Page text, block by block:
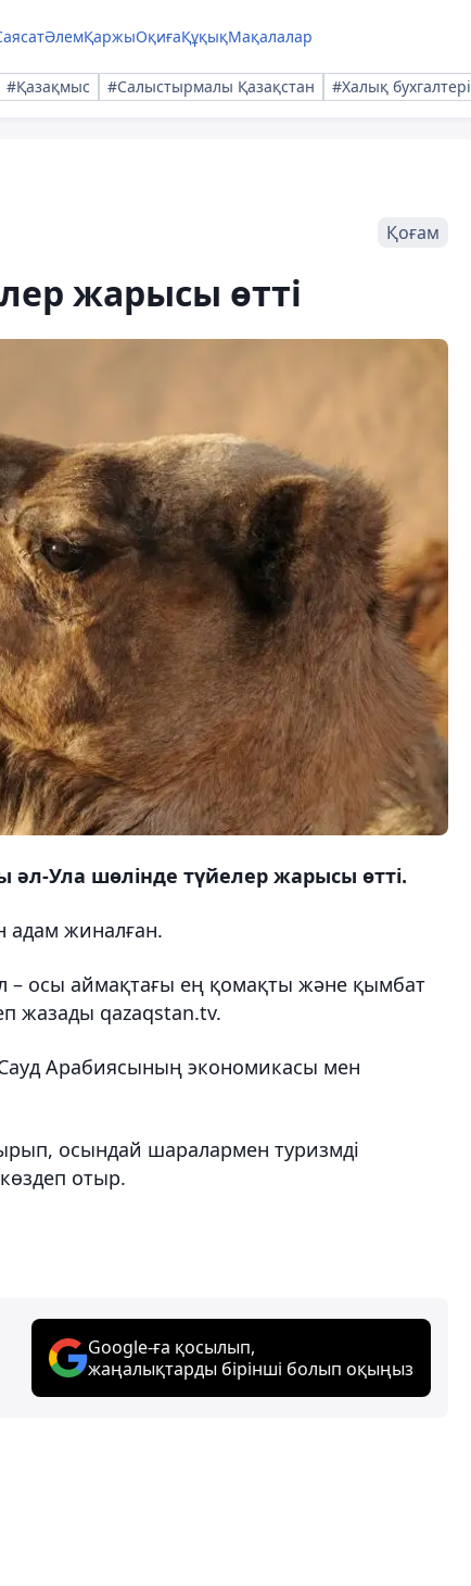
ӘлемҚаржыОқиғаҚұқықМақалалар
#Қазақмыс #Салыстырмалы Қазақстан #Халық бухгалтері
Қоғам
жарысы өтті
әл-Ула шөлінде түйелер жарысы өтті.
адам жиналған.
– осы аймақтағы ең қомақты және қымбат
жазады qazaqstan.tv.
Арабиясының экономикасы мен
осындай шаралармен туризмді
отыр.
Google-ға қосылып,
жаңалықтарды бірінші болып оқыңыз